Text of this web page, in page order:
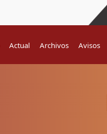
Actual Archivos Avisos